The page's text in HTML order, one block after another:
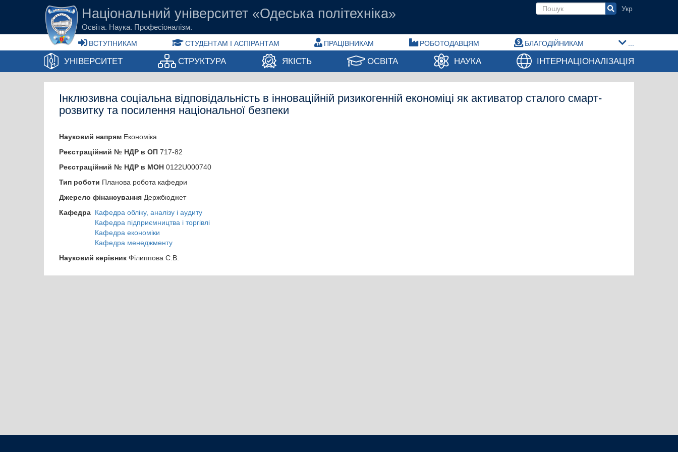
Перейти до основного вмісту
Національний університет «Одеська політехніка»
Освіта. Наука. Професіоналізм.
Пошукова форма
ВСТУПНИКАМ СТУДЕНТАМ І АСПІРАНТАМ ПРАЦІВНИКАМ РОБОТОДАВЦЯМ БЛАГОДІЙНИКАМ
УНІВЕРСИТЕТ СТРУКТУРА ЯКІСТЬ ОСВІТА НАУКА ІНТЕРНАЦІОНАЛІЗАЦІЯ
Інклюзивна соціальна відповідальність в інноваційній ризикогенній економіці як активатор сталого смарт-
розвитку та посилення національної безпеки
Науковий напрям Економіка
Реєстраційний № НДР в ОП 717-82
Реєстраційний № НДР в МОН 0122U000740
Тип роботи Планова робота кафедри
Джерело фінансування Держбюджет
Кафедра Кафедра обліку, аналізу і аудиту
Кафедра підприємництва і торгівлі
Кафедра економіки
Кафедра менеджменту
Науковий керівник Філиппова С.В.